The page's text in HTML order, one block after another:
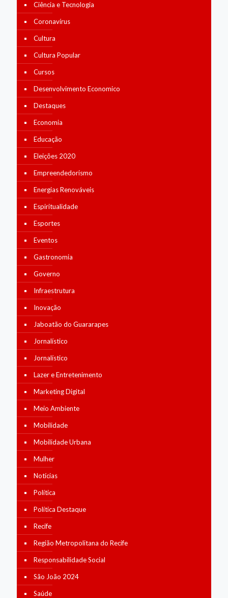
Ciência e Tecnologia
Coronavírus
Cultura
Cultura Popular
Cursos
Desenvolvimento Economico
Destaques
Economia
Educação
Eleições 2020
Empreendedorismo
Energias Renováveis
Espiritualidade
Esportes
Eventos
Gastronomia
Governo
Infraestrutura
Inovação
Jaboatão do Guararapes
Jornalístico
Jornalístico
Lazer e Entretenimento
Marketing Digital
Meio Ambiente
Mobilidade
Mobilidade Urbana
Mulher
Notícias
Política
Política Destaque
Recife
Região Metropolitana do Recife
Responsabilidade Social
São João 2024
Saúde